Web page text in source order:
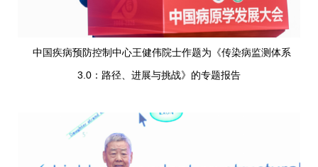
中国疾病预防控制中心王健伟院士作题为《传染病监测体系
3.0：路径、进展与挑战》的专题报告